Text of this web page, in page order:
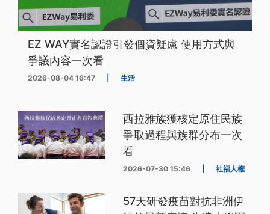
EZ WAY實名認證引發個資疑慮 使用方式與
爭議內容一次看
2026-08-04 16:47 生活
西拉雅族獲核定原住民族
爭取過程與族群分布一次
看
2026-07-30 15:46 社福人權
57天研發疫苗對抗非洲伊